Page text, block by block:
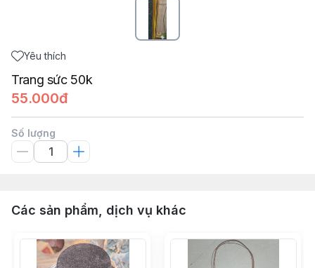
Yêu thích
Trang sức 50k
55.000đ
Số lượng
Các sản phẩm, dịch vụ khác